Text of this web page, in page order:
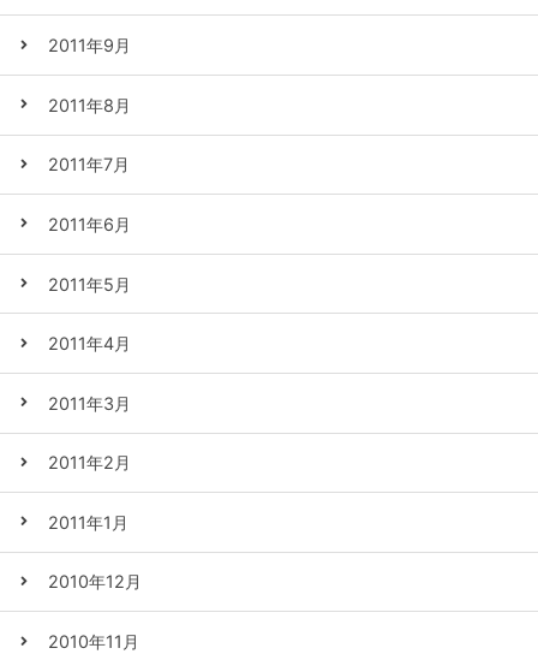
2011年9月
2011年8月
2011年7月
2011年6月
2011年5月
2011年4月
2011年3月
2011年2月
2011年1月
2010年12月
2010年11月